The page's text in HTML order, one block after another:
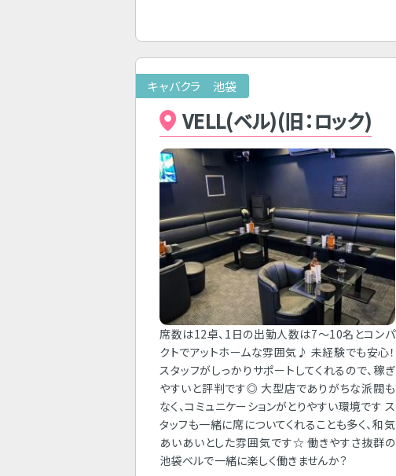
キャバクラ 池袋
VELL(ベル)(旧：ロック)
席数は12卓、1日の出勤人数は7～10名とコンパ
クトでアットホームな雰囲気♪ 未経験でも安心！
スタッフがしっかりサポートしてくれるので、稼ぎ
やすいと評判です◎ 大型店でありがちな派閥も
なく、コミュニケーションがとりやすい環境です ス
タッフも一緒に席についてくれることも多く、和気
あいあいとした雰囲気です☆ 働きやすさ抜群の
池袋ベルで一緒に楽しく働きませんか？